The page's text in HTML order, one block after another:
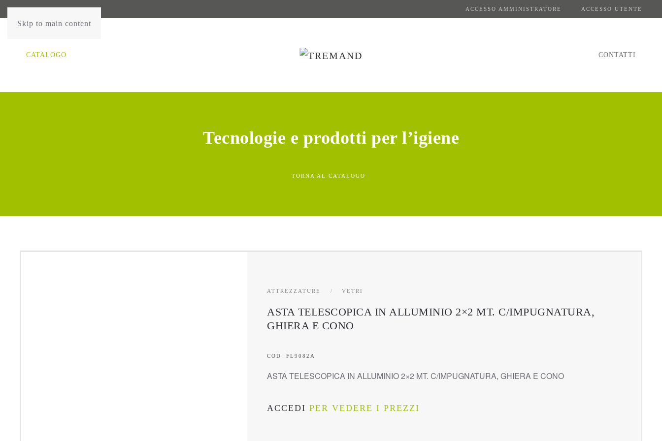
Skip to main content
ACCESSO AMMINISTRATORE ACCESSO UTENTE
CATALOGO CONTATTI
Tecnologie e prodotti per l’igiene
TORNA AL CATALOGO
ATTREZZATURE VETRI
ASTA TELESCOPICA IN ALLUMINIO 2×2 MT. C/IMPUGNATURA,
GHIERA E CONO
COD: FL9082A
ASTA TELESCOPICA IN ALLUMINIO 2×2 MT. C/IMPUGNATURA, GHIERA E CONO
ACCEDI PER VEDERE I PREZZI